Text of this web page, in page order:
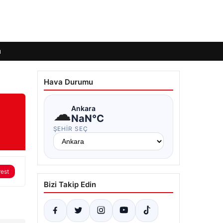
Hava Durumu
☁Ankara
NaN°C
ŞEHIR SEÇ
Bizi Takip Edin